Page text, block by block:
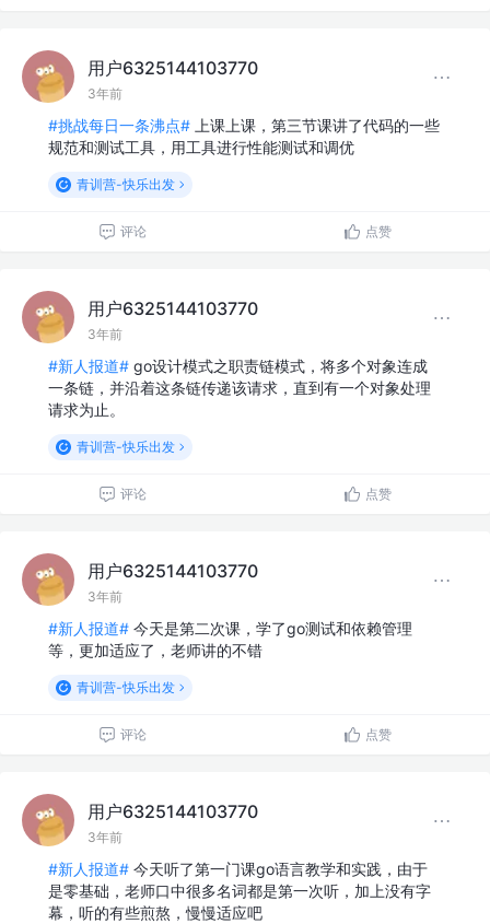
用户6325144103770
3年前
#挑战每日一条沸点# 上课上课，第三节课讲了代码的一些
规范和测试工具，用工具进行性能测试和调优
青训营-快乐出发
评论 点赞
用户6325144103770
3年前
#新人报道# go设计模式之职责链模式，将多个对象连成
一条链，并沿着这条链传递该请求，直到有一个对象处理
请求为止。
青训营-快乐出发
评论 点赞
用户6325144103770
3年前
#新人报道# 今天是第二次课，学了go测试和依赖管理
等，更加适应了，老师讲的不错
青训营-快乐出发
评论 点赞
用户6325144103770
3年前
#新人报道# 今天听了第一门课go语言教学和实践，由于
是零基础，老师口中很多名词都是第一次听，加上没有字
幕，听的有些煎熬，慢慢适应吧